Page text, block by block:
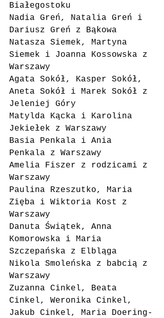
Białegostoku
Nadia Greń, Natalia Greń i
Dariusz Greń z Bąkowa
Natasza Siemek, Martyna
Siemek i Joanna Kossowska z
Warszawy
Agata Sokół, Kasper Sokół,
Aneta Sokół i Marek Sokół z
Jeleniej Góry
Matylda Kącka i Karolina
Jekiełek z Warszawy
Basia Penkala i Ania
Penkala z Warszawy
Amelia Fiszer z rodzicami z
Warszawy
Paulina Rzeszutko, Maria
Zięba i Wiktoria Kost z
Warszawy
Danuta Świątek, Anna
Komorowska i Maria
Szczepańska z Elbląga
Nikola Smoleńska z babcią z
Warszawy
Zuzanna Cinkel, Beata
Cinkel, Weronika Cinkel,
Jakub Cinkel, Maria Doering-